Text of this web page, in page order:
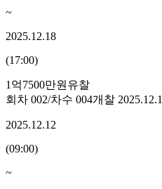
~
2025.12.18
(17:00)
1억7500만원 유찰
회차 002/차수 004개찰
2025.12.12
(09:00)
~